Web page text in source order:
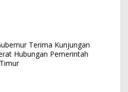
Terima Kunjungan
Hubungan Pemerintah